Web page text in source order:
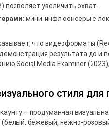
позволяет увеличить охват.
мини-инфлюенсеры с
что видеоформаты
результата до и
Social Media Examiner
стиля для
– продуманная
бежевый, нежно-